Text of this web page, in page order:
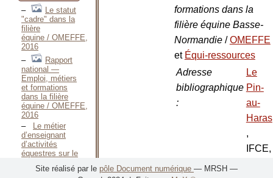
Le statut
"cadre" dans la
filière
équine / OMEFFE,
2016
Rapport
national —
Emploi, métiers
et formations
dans la filière
équine / OMEFFE,
2016
Le métier
d’enseignant
d’activités
équestres sur le
Languedoc-
formations dans la
filière équine Basse-
Normandie /OMEFFE
et Équi-ressources
Adresse
bibliographique
:
Le
Pin-
au-
Haras
,
IFCE,
Site réalisé par le pôle Document numérique — MRSH —